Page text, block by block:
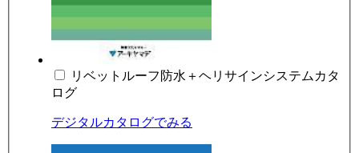
リベットルーフ防水＋ヘリサインシステムカタ
ログ
デジタルカタログでみる